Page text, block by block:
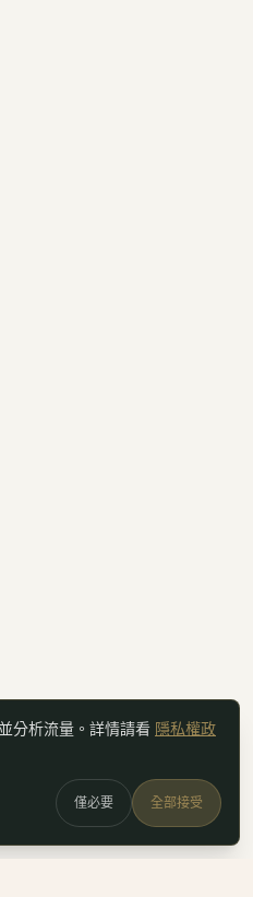
分析流量。詳情請看 隱私權政
僅必要 全部接受